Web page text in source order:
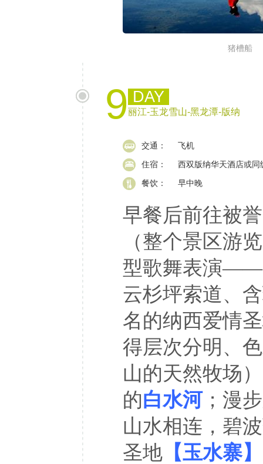
猪槽船
9 DAY
丽江-玉龙雪山-黑龙潭-版纳
交通： 飞机
住宿： 西双版纳华天酒店或同
餐饮： 早中晚
早餐后前往被
（整个景区游
型歌舞表演——
云杉坪索道、
名的纳西爱情
得层次分明、
山的天然牧场
的白水河；漫
山水相连，碧
圣地 【玉水寨】